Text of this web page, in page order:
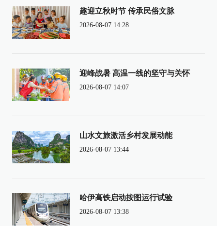
趣迎立秋时节 传承民俗文脉
2026-08-07 14:28
迎峰战暑 高温一线的坚守与关怀
2026-08-07 14:07
山水文旅激活乡村发展动能
2026-08-07 13:44
哈伊高铁启动按图运行试验
2026-08-07 13:38